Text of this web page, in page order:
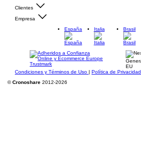
Clientes
Empresa
España
Italia Brasil
Condiciones y Términos de Uso | Política de Privacidad
©Cronoshare 2012-2026